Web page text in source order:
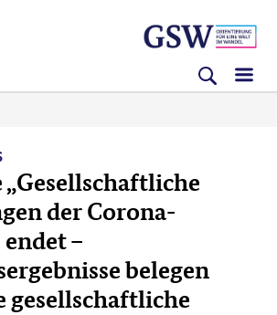
der Corona-
–
belegen